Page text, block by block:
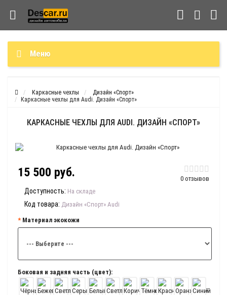
Меню
Каркасные чехлы
Дизайн «Спорт»
Каркасные чехлы для Audi. Дизайн «Спорт»
КАРКАСНЫЕ ЧЕХЛЫ ДЛЯ AUDI. ДИЗАЙН «СПОРТ»
0 отзывов
15 500 руб.
Доступность: На складе
Код товара: Дизайн «Спорт» Audi
Материал экокожи
Боковая и задняя часть (цвет):